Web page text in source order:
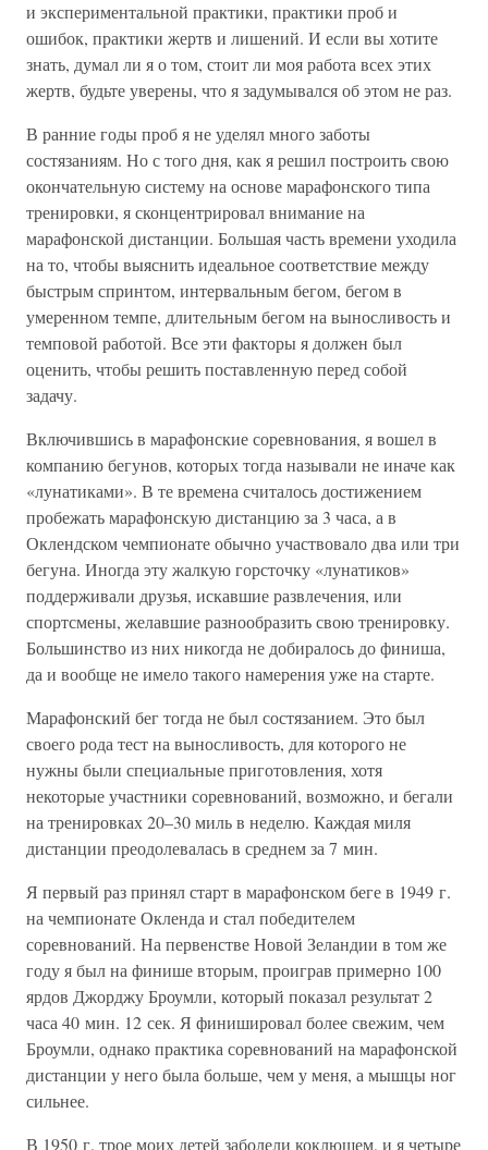
и экспериментальной практики, практики проб и
ошибок, практики жертв и лишений. И если вы хотите
знать, думал ли я о том, стоит ли моя работа всех этих
жертв, будьте уверены, что я задумывался об этом не раз.
В ранние годы проб я не уделял много заботы
состязаниям. Но с того дня, как я решил построить свою
окончательную систему на основе марафонского типа
тренировки, я сконцентрировал внимание на
марафонской дистанции. Большая часть времени уходила
на то, чтобы выяснить идеальное соответствие между
быстрым спринтом, интервальным бегом, бегом в
умеренном темпе, длительным бегом на выносливость и
темповой работой. Все эти факторы я должен был
оценить, чтобы решить поставленную перед собой
задачу.
Включившись в марафонские соревнования, я вошел в
компанию бегунов, которых тогда называли не иначе как
«лунатиками». В те времена считалось достижением
пробежать марафонскую дистанцию за 3 часа, а в
Оклендском чемпионате обычно участвовало два или три
бегуна. Иногда эту жалкую горсточку «лунатиков»
поддерживали друзья, искавшие развлечения, или
спортсмены, желавшие разнообразить свою тренировку.
Большинство из них никогда не добиралось до финиша,
да и вообще не имело такого намерения уже на старте.
Марафонский бег тогда не был состязанием. Это был
своего рода тест на выносливость, для которого не
нужны были специальные приготовления, хотя
некоторые участники соревнований, возможно, и бегали
на тренировках 20–30 миль в неделю. Каждая миля
дистанции преодолевалась в среднем за 7 мин.
Я первый раз принял старт в марафонском беге в 1949 г.
на чемпионате Окленда и стал победителем
соревнований. На первенстве Новой Зеландии в том же
году я был на финише вторым, проиграв примерно 100
ярдов Джорджу Броумли, который показал результат 2
часа 40 мин. 12 сек. Я финишировал более свежим, чем
Броумли, однако практика соревнований на марафонской
дистанции у него была больше, чем у меня, а мышцы ног
сильнее.
В 1950 г. трое моих детей заболели коклюшем, и я четыре